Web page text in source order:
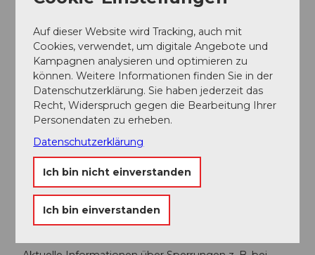
Giswil ist ab Luzern oder Interlaken bequem mit der
Zentralbahn zu erreichen. Für die Rückfahrt kann auch
die Station Ewil Maxon am Seeweg nördlich des
Zollhauses benutzt werden.
Autor:in
Obwalden Tourismus
Organisation
Obwalden Tourismus
Sicherheitshinweise
Auf dieser Website wird Tracking, auch mit
Cookies, verwendet, um digitale Angebote und
Kampagnen analysieren und optimieren zu
können. Weitere Informationen finden Sie in der
Datenschutzerklärung. Sie haben jederzeit das
Recht, Widerspruch gegen die Bearbeitung Ihrer
Personendaten zu erheben.
Datenschutzerklärung
Ich bin nicht einverstanden
Ich bin einverstanden